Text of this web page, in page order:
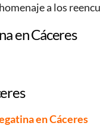
a los
en Cáceres
en Cáceres